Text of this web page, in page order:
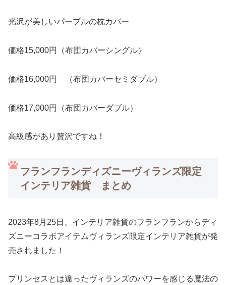
光沢が美しいパープルの枕カバー
価格15,000円（布団カバーシングル）
価格16,000円 （布団カバーセミダブル）
価格17,000円（布団カバーダブル）
高級感があり贅沢ですね！
フランフランディズニーヴィランズ限定
インテリア雑貨 まとめ
2023年8月25日、インテリア雑貨のフランフランからディ
ズニーコラボアイテムヴィランズ限定インテリア雑貨が発
売されました！
プリンセスとは違ったヴィランズのパワーを感じる魔法の